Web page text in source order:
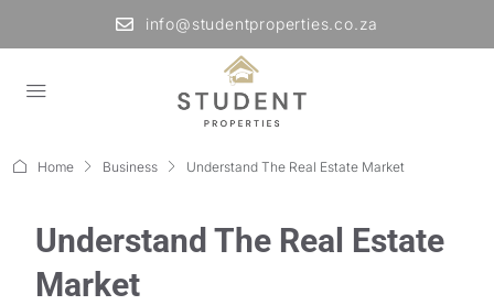
info@studentproperties.co.za
Home Business Understand The Real Estate Market
Understand The Real Estate
Market